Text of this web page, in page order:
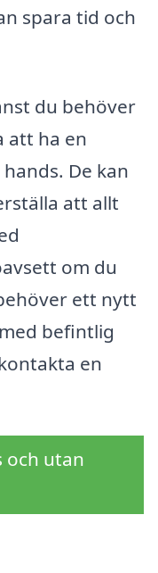
spara tid och
du behöver
att ha en
De kan
att allt
om du
ett nytt
befintlig
en
och utan